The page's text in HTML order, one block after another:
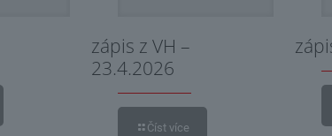
zápis z VH –
23.4.2026
Číst více